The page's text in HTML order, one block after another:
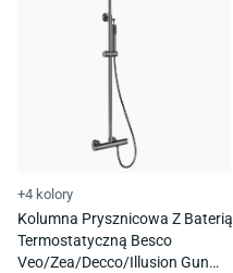
+4 kolory
Kolumna Prysznicowa Z Baterią
Termostatyczną Besco
Veo/Zea/Decco/Illusion Gun